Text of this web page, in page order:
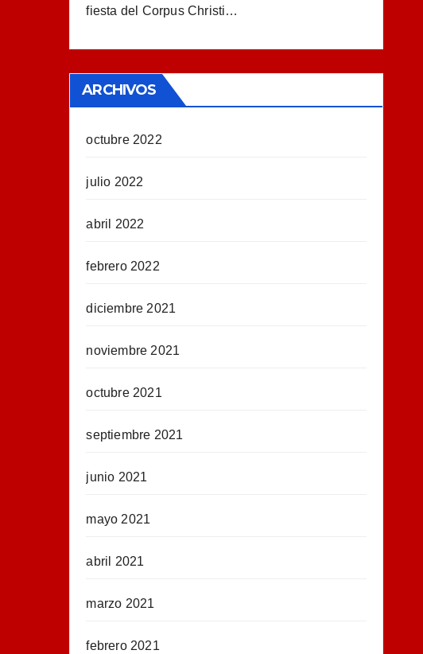
fiesta del Corpus Christi…
ARCHIVOS
octubre 2022
julio 2022
abril 2022
febrero 2022
diciembre 2021
noviembre 2021
octubre 2021
septiembre 2021
junio 2021
mayo 2021
abril 2021
marzo 2021
febrero 2021